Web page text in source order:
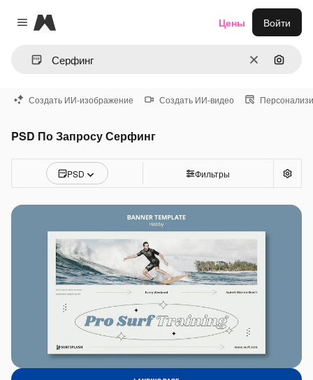
Close menu
Magnific
ОчиститьПоиск
Цены Войти
Создать ИИ-изображение Создать ИИ-видео
PSD По Запросу Серфинг
PSD Фильтры